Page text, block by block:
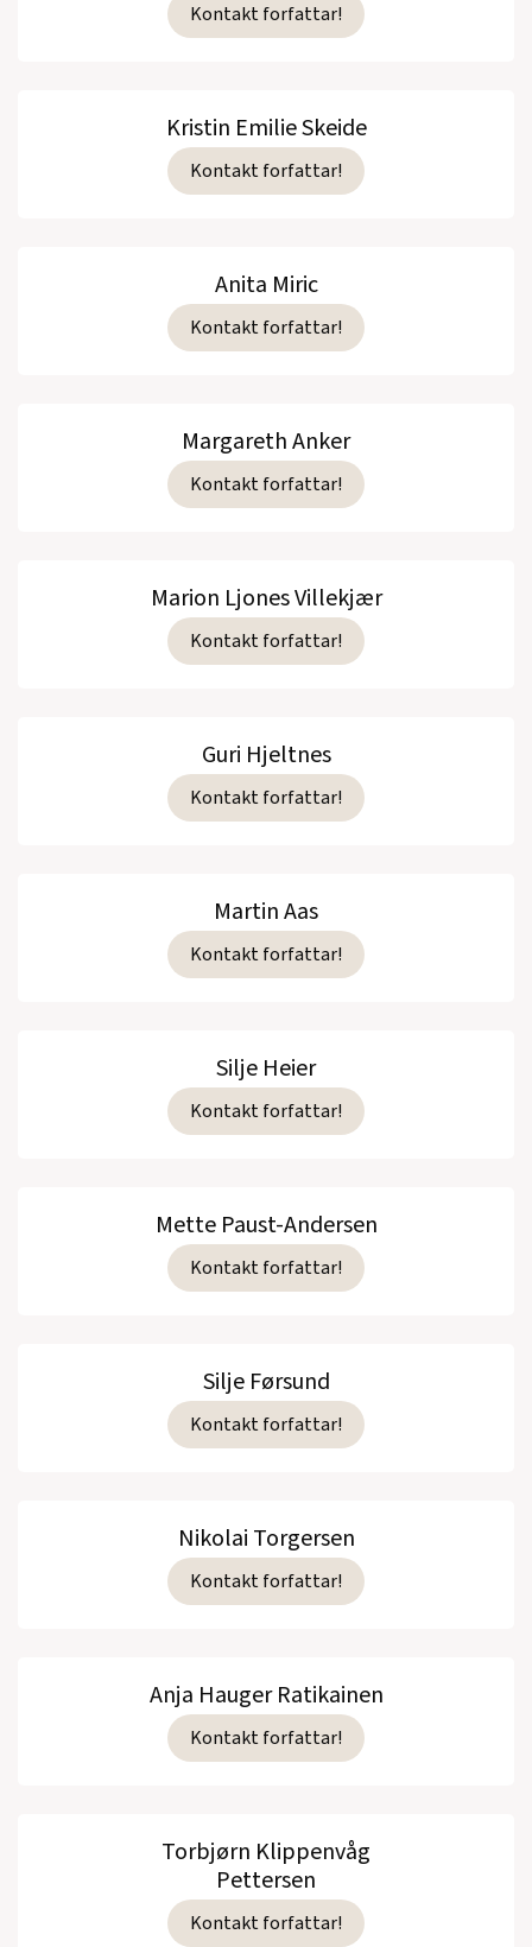
Kontakt forfattar!
Kristin Emilie Skeide
Kontakt forfattar!
Anita Miric
Kontakt forfattar!
Margareth Anker
Kontakt forfattar!
Marion Ljones Villekjær
Kontakt forfattar!
Guri Hjeltnes
Kontakt forfattar!
Martin Aas
Kontakt forfattar!
Silje Heier
Kontakt forfattar!
Mette Paust-Andersen
Kontakt forfattar!
Silje Førsund
Kontakt forfattar!
Nikolai Torgersen
Kontakt forfattar!
Anja Hauger Ratikainen
Kontakt forfattar!
Torbjørn Klippenvåg
Pettersen
Kontakt forfattar!